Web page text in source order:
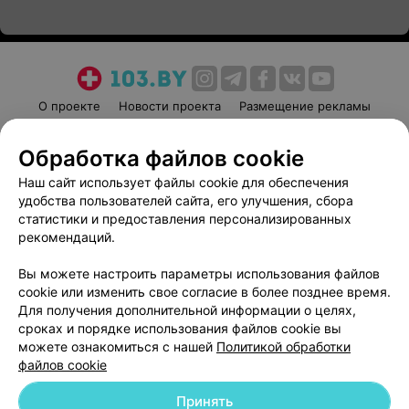
О проекте Новости проекта
Размещение рекламы
Пользовательское соглашение
Способы оплаты
Вакансии
Партнеры
Написать руководителю 103.by
Обработка персональных данных
Обработка файлов cookie
Наш сайт использует файлы cookie для обеспечения
удобства пользователей сайта, его улучшения, сбора
статистики и предоставления персонализированных
рекомендаций.
Вы можете настроить параметры использования файлов
cookie или изменить свое согласие в более позднее время.
Для получения дополнительной информации о целях,
сроках и порядке использования файлов cookie вы
можете ознакомиться с нашей Политикой обработки
файлов cookie
Принять